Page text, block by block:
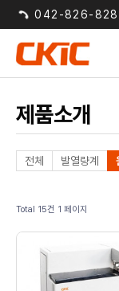
042-826-
제품소개
전체 발열량계
Total 15건 1 페이지